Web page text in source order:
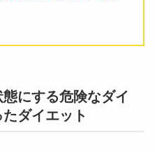
にする危険なダイ
ダイエット